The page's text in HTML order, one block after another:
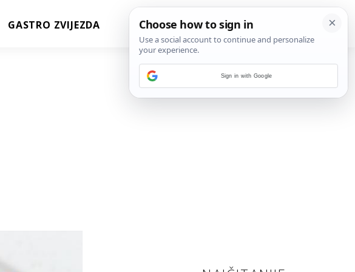
GASTRO ZVIJEZDA
Sign in with Google